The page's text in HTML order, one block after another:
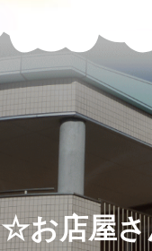
☆お店屋